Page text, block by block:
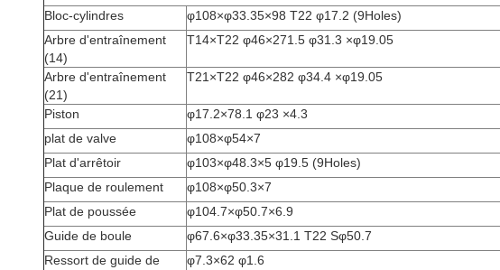
Bloc-cylindres
φ108×φ33.35×98 T22 φ17.2 (9Holes)
Arbre d'entraînement
(14)
T14×T22 φ46×271.5 φ31.3 ×φ19.05
Arbre d'entraînement
(21)
T21×T22 φ46×282 φ34.4 ×φ19.05
Piston
φ17.2×78.1 φ23 ×4.3
plat de valve
φ108×φ54×7
Plat d'arrêtoir
φ103×φ48.3×5 φ19.5 (9Holes)
Plaque de roulement
φ108×φ50.3×7
Plat de poussée
φ104.7×φ50.7×6.9
Guide de boule
φ67.6×φ33.35×31.1 T22 Sφ50.7
Ressort de guide de
φ7.3×62 φ1.6